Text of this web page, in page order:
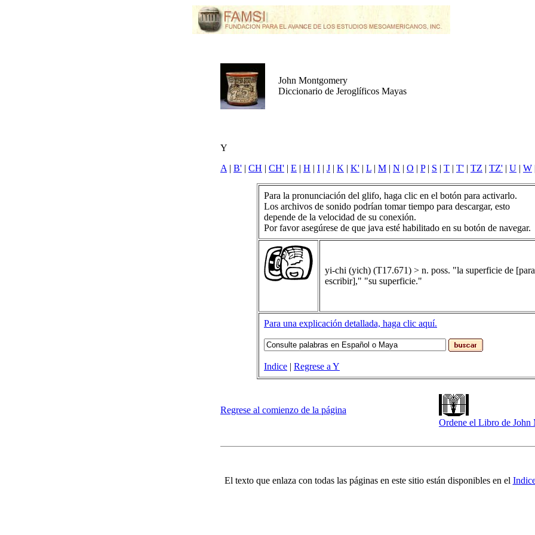
John Montgomery
Diccionario de Jeroglíficos Mayas
Y
A | B' | CH | CH' | E | H | I | J | K | K' | L | M | N | O | P| S | T | T' | TZ | TZ' | U | W
Para la pronunciación del glifo, haga clic en el botón para activarlo.
Los archivos de sonido podrían tomar tiempo para descargar, esto
depende de la velocidad de su conexión.
Por favor asegúrese de que java esté habilitado en su botón de navegar.
yi-chi (yich) (T17.671) > n. poss. "la superficie de [para
escribir]," "su superficie."
Para una explicación detallada, haga clic aquí.
Indice | Regrese a Y
Regrese al comienzo de la página
Ordene el Libro de John
El texto que enlaza con todas las páginas en este sitio están disponibles en el